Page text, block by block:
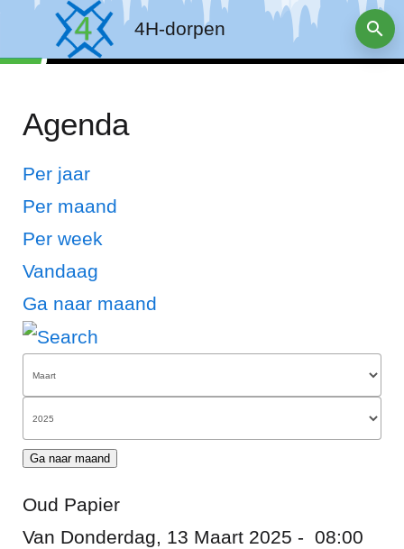
4H-dorpen
Agenda
Per jaar
Per maand
Per week
Vandaag
Ga naar maand
Ga naar maand
Oud Papier
Van Donderdag, 13 Maart 2025 - 08:00